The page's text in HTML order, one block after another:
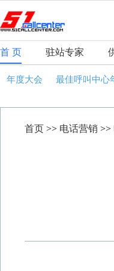
首 页 驻站专家
年度大会 最佳呼叫中心
首页 >> 电话营销 >>